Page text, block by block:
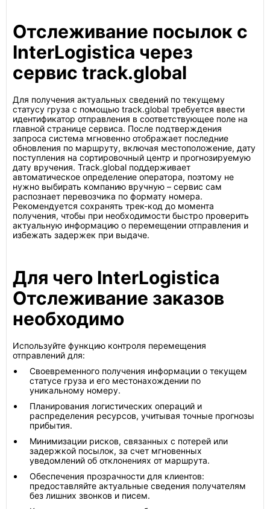
Отслеживание посылок с
InterLogistica через
сервис track.global
Для получения актуальных сведений по текущему
статусу груза с помощью track.global требуется ввести
идентификатор отправления в соответствующее поле на
главной странице сервиса. После подтверждения
запроса система мгновенно отображает последние
обновления по маршруту, включая местоположение, дату
поступления на сортировочный центр и прогнозируемую
дату вручения. Track.global поддерживает
автоматическое определение оператора, поэтому не
нужно выбирать компанию вручную – сервис сам
распознает перевозчика по формату номера.
Рекомендуется сохранять трек-код до момента
получения, чтобы при необходимости быстро проверить
актуальную информацию о перемещении отправления и
избежать задержек при выдаче.
Для чего InterLogistica
Отслеживание заказов
необходимо
Используйте функцию контроля перемещения
отправлений для:
Своевременного получения информации о текущем
статусе груза и его местонахождении по
уникальному номеру.
Планирования логистических операций и
распределения ресурсов, учитывая точные прогнозы
прибытия.
Минимизации рисков, связанных с потерей или
задержкой посылок, за счет мгновенных
уведомлений об отклонениях от маршрута.
Обеспечения прозрачности для клиентов:
предоставляйте актуальные сведения получателям
без лишних звонков и писем.